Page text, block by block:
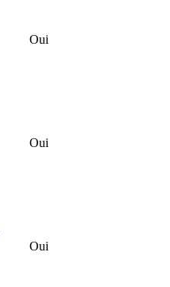
Oui
Oui
Oui